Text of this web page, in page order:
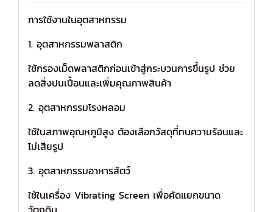
การใช้งานในอุตสาหกรรม
1. อุตสาหกรรมพลาสติก
ใช้กรองเม็ดพลาสติกก่อนเข้าสู่กระบวนการขึ้นรูป ช่วย
ลดสิ่งปนเปื้อนและเพิ่มคุณภาพสินค้า
2. อุตสาหกรรมโรงหลอม
ใช้ในสภาพอุณหภูมิสูง ต้องเลือกวัสดุที่ทนความร้อนและ
ไม่เสียรูป
3. อุตสาหกรรมอาหารสัตว์
ใช้ในเครื่อง Vibrating Screen เพื่อคัดแยกขนาด